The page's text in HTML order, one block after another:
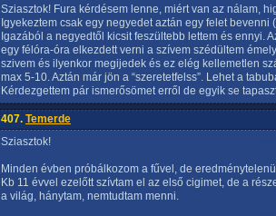
Sziasztok! Fura kérdésem lenne, miért van az nálam,
Igyekeztem csak egy negyedet aztán egy felet
Igazából a negyedtől kicsit feszültebb lettem és ennyi.
egy félóra-óra elkezdett verni a szívem szédültem
szivem és ilyenkor megijedek és ez elég kellemetlen
max 5-10. Aztán már jön a “szeretetfelss”. Lehet a
Kérdezgettem pár ismerősömet erről de egyik se
407. Temerde
Sziasztok!
Minden évben próbálkozom a fűvel, de
Kb 11 évvel ezelőtt szívtam el az első cigimet, de a
a világ, hánytam, nemtudtam menni.